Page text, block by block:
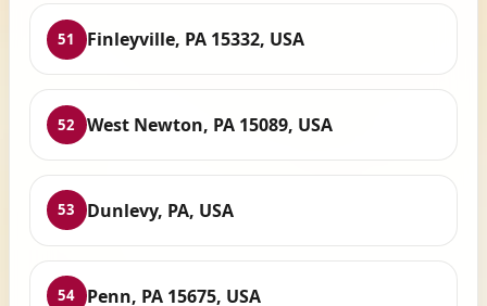
51 Finleyville, PA 15332, USA
52 West Newton, PA 15089, USA
53 Dunlevy, PA, USA
54 Penn, PA 15675, USA